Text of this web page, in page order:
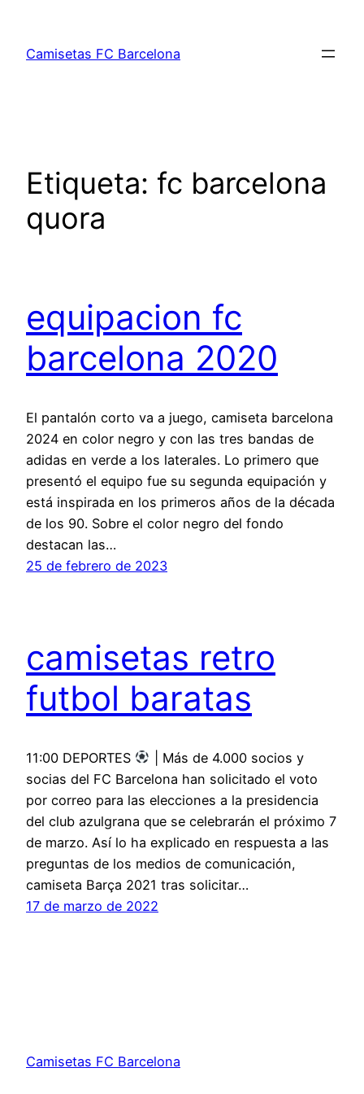
contenido
Camisetas FC Barcelona
Etiqueta: fc barcelona
quora
equipacion fc
barcelona 2020
El pantalón corto va a juego, camiseta barcelona
2024 en color negro y con las tres bandas de
adidas en verde a los laterales. Lo primero que
presentó el equipo fue su segunda equipación y
está inspirada en los primeros años de la década
de los 90. Sobre el color negro del fondo
destacan las…
25 de febrero de 2023
camisetas retro
futbol baratas
11:00 DEPORTES
| Más de 4.000 socios y
socias del FC Barcelona han solicitado el voto
por correo para las elecciones a la presidencia
del club azulgrana que se celebrarán el próximo 7
de marzo. Así lo ha explicado en respuesta a las
preguntas de los medios de comunicación,
camiseta Barça 2021 tras solicitar…
17 de marzo de 2022
Camisetas FC Barcelona